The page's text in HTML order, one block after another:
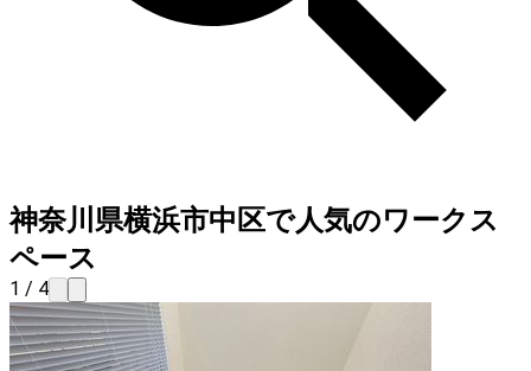
神奈川県横浜市中区で人気のワークス
ペース
1 / 4